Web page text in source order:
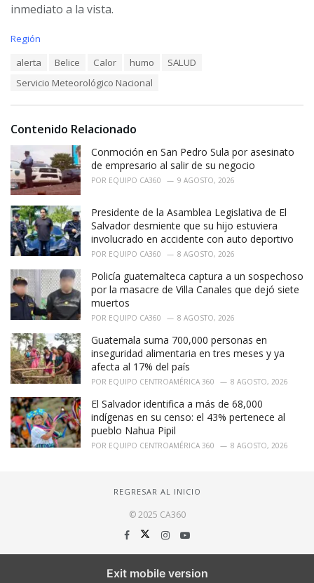
inmediato a la vista.
C
i
:
Región
alerta Belice Calor humo
SALUD
Servicio Meteorológico Nacional
Contenido Relacionado
Conmoción en San Pedro Sula por asesinato
de empresario al salir de su negocio
POR EQUIPO CA360 9 AGOSTO, 2026
Presidente de la Asamblea Legislativa de El
Salvador desmiente que su hijo estuviera
involucrado en accidente con auto deportivo
POR EQUIPO CA360 8 AGOSTO, 2026
Policía guatemalteca captura a un sospechoso
por la masacre de Villa Canales que dejó siete
muertos
POR EQUIPO CA360 8 AGOSTO, 2026
Guatemala suma 700,000 personas en
inseguridad alimentaria en tres meses y ya
afecta al 17% del país
POR EQUIPO CENTROAMÉRICA 360 8 AGOSTO, 2026
El Salvador identifica a más de 68,000
indígenas en su censo: el 43% pertenece al
pueblo Nahua Pipil
POR EQUIPO CENTROAMÉRICA 360 8 AGOSTO, 2026
REGRESAR AL INICIO
© 2025 CA360
Exit mobile version